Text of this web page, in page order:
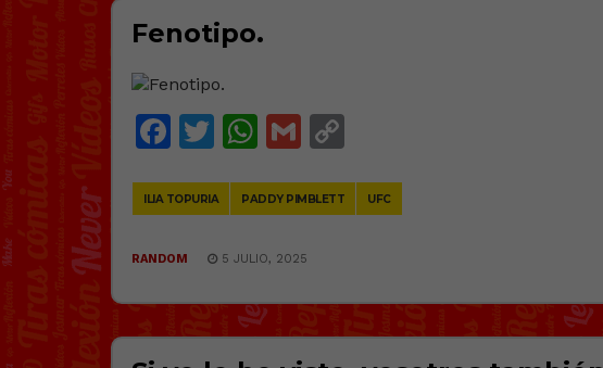
Fenotipo.
Facebook
Twitter
WhatsApp
Gmail
ILIA TOPURIA PADDY PIMBLETT UFC
RANDOM 5 JULIO, 2025